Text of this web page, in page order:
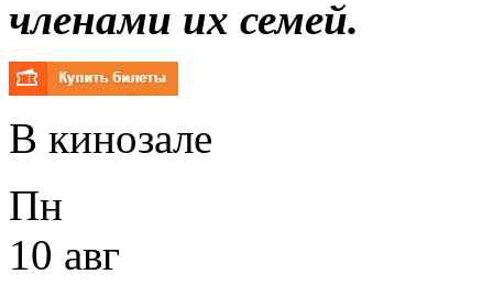
членами их семей.
В кинозале
Пн
10 авг